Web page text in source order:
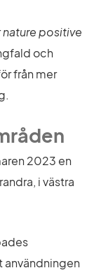
nature positive
och
från mer
2023 en
i västra
användningen